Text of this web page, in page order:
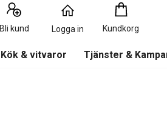
Bli kund Logga in Kundkorg
Kundkorg
0
Produkter
Kök & vitvaror Tjänster &